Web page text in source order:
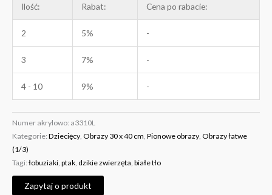
Ilość: Rabat: Cena po rabacie:
2 5% -
3 7% -
4 - 10 9% -
Numer akrylowo: a3310L
Kategorie: Dziecięcy, Obrazy 30 x 40 cm, Pionowe obrazy, Obrazy łatwe
(1/3)
Tagi: łobuziaki, ptak, dzikie zwierzęta, białe tło
Zapytaj o produkt